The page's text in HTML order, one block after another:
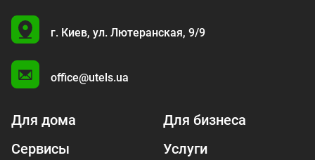
U
г. Киев, ул. Лютеранская, 9/9
office@utels.ua
Для дома
Для бизнеса
Сервисы
Услуги